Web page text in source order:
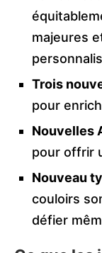
majeures
Trois
pour
Nouvelles
pour offrir
Nouveau
couloirs
défier